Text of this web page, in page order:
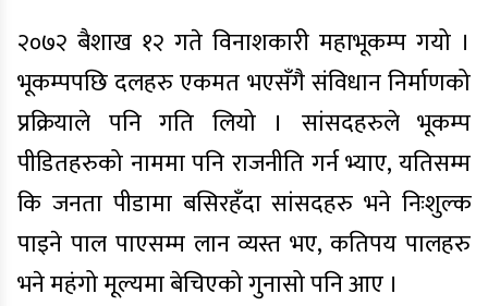
२०७२ बैशाख १२ गते विनाशकारी महाभूकम्प गयो ।
भूकम्पपछि दलहरु एकमत भएसँगै संविधान निर्माणको
प्रक्रियाले पनि गति लियो । सांसदहरुले भूकम्प
पीडितहरुको नाममा पनि राजनीति गर्न भ्याए, यतिसम्म
कि जनता पीडामा बसिरहँदा सांसदहरु भने निःशुल्क
पाइने पाल पाएसम्म लान व्यस्त भए, कतिपय पालहरु
भने महंगो मूल्यमा बेचिएको गुनासो पनि आए ।